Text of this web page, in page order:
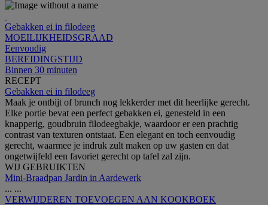
Gebakken ei in filodeeg
MOEILIJKHEIDSGRAAD
Eenvoudig
BEREIDINGSTIJD
Binnen 30 minuten
RECEPT
Gebakken ei in filodeeg
Maak je ontbijt of brunch nog lekkerder met dit heerlijke gerecht.
Elke portie bevat een perfect gebakken ei, genesteld in een
knapperig, goudbruin filodeegbakje, waardoor er een prachtig
contrast van texturen ontstaat. Een elegant en toch eenvoudig
gerecht, waarmee je indruk zult maken op uw gasten en dat
ongetwijfeld een favoriet gerecht op tafel zal zijn.
WIJ GEBRUIKTEN
Mini-Braadpan Jardin in Aardewerk
... ...
VERWIJDEREN TOEVOEGEN AAN KOOKBOEK